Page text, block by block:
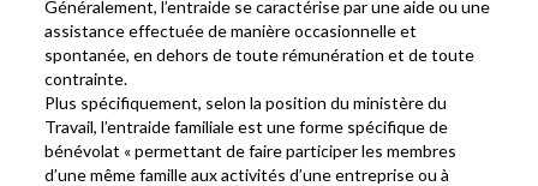
Généralement, l’entraide se caractérise par une aide ou une
assistance effectuée de manière occasionnelle et
spontanée, en dehors de toute rémunération et de toute
contrainte.
Plus spécifiquement, selon la position du ministère du
Travail, l’entraide familiale est une forme spécifique de
bénévolat « permettant de faire participer les membres
d’une même famille aux activités d’une entreprise ou à